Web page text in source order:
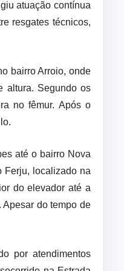
atuação contínua
resgates técnicos,
bairro Arroio, onde
altura. Segundo os
no fêmur. Após o
até o bairro Nova
Ferju, localizado na
do elevador até a
do tempo de
por atendimentos